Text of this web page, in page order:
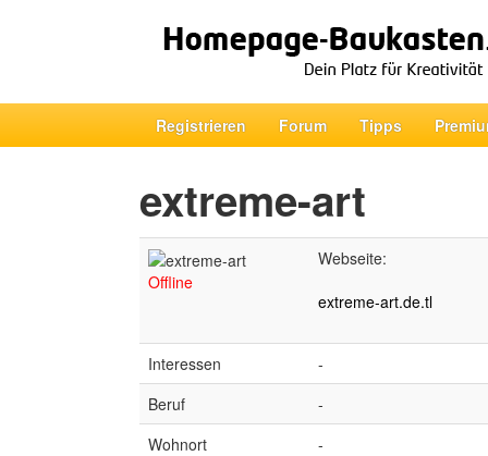
Registrieren Forum Tipps
extreme-art
Offline
Webseite:
extreme-art.de.tl
Interessen
-
Beruf
-
Wohnort
-